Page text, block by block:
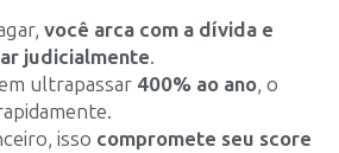
você arca com a dívida e
judicialmente.
ultrapassar 400% ao ano, o
isso compromete seu score